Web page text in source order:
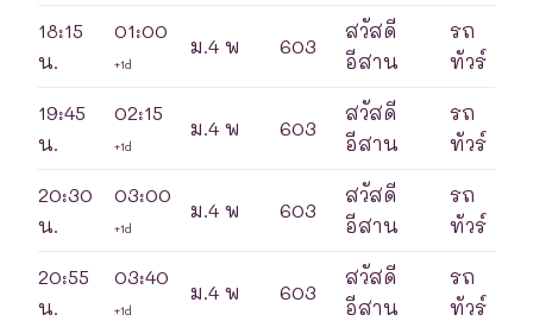
18:15
น.
01:00
+1d
ม.4 พ 603
สวัสดี
อีสาน
รถ
ทัวร์
19:45
น.
02:15
+1d
ม.4 พ 603
สวัสดี
อีสาน
รถ
ทัวร์
20:30
น.
03:00
+1d
ม.4 พ 603
สวัสดี
อีสาน
รถ
ทัวร์
20:55
น.
03:40
+1d
ม.4 พ 603
สวัสดี
อีสาน
รถ
ทัวร์